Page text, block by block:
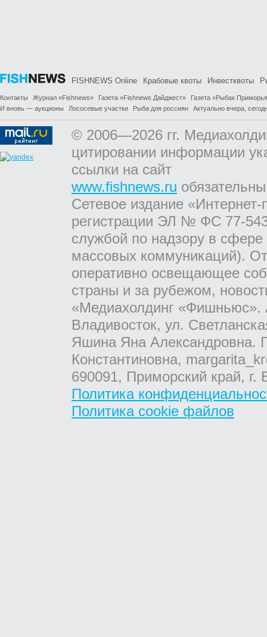
FISHNEWS Online Крабовые квоты Инвестквоты
Контакты Журнал «Fishnews» Газета «Fishnews Дайджест»
Газета «Рыбак
И вновь — аукционы
Лососевые участки Рыба для россиян Актуально вчера,
© 2006—2026 гг.
цитировании информации
ссылки на сайт
www.fishnews.ru
Сетевое издание
регистрации ЭЛ № ФС 77-
службой по надзору в
массовых коммуникаций).
оперативно освещающее
страны и за рубежом,
«Медиахолдинг «Фишньюс».
Владивосток, ул.
Яшина Яна Александровна.
Константиновна,
690091, Приморский край,
Политика
Политика cookie файлов